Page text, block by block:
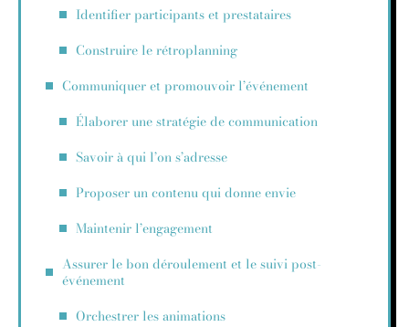
Identifier participants et prestataires
Construire le rétroplanning
Communiquer et promouvoir l’événement
Élaborer une stratégie de communication
Savoir à qui l’on s’adresse
Proposer un contenu qui donne envie
Maintenir l’engagement
Assurer le bon déroulement et le suivi post-
événement
Orchestrer les animations